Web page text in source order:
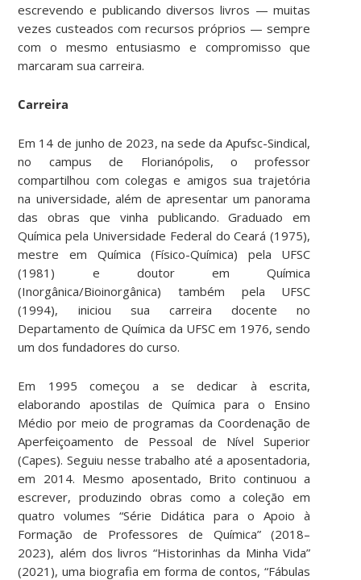
escrevendo e publicando diversos livros — muitas
vezes custeados com recursos próprios — sempre
com o mesmo entusiasmo e compromisso que
marcaram sua carreira.
Carreira
Em 14 de junho de 2023, na sede da Apufsc-Sindical,
no campus de Florianópolis, o professor
compartilhou com colegas e amigos sua trajetória
na universidade, além de apresentar um panorama
das obras que vinha publicando. Graduado em
Química pela Universidade Federal do Ceará (1975),
mestre em Química (Físico-Química) pela UFSC
(1981) e doutor em Química
(Inorgânica/Bioinorgânica) também pela UFSC
(1994), iniciou sua carreira docente no
Departamento de Química da UFSC em 1976, sendo
um dos fundadores do curso.
Em 1995 começou a se dedicar à escrita,
elaborando apostilas de Química para o Ensino
Médio por meio de programas da Coordenação de
Aperfeiçoamento de Pessoal de Nível Superior
(Capes). Seguiu nesse trabalho até a aposentadoria,
em 2014. Mesmo aposentado, Brito continuou a
escrever, produzindo obras como a coleção em
quatro volumes “Série Didática para o Apoio à
Formação de Professores de Química” (2018–
2023), além dos livros “Historinhas da Minha Vida”
(2021), uma biografia em forma de contos, “Fábulas